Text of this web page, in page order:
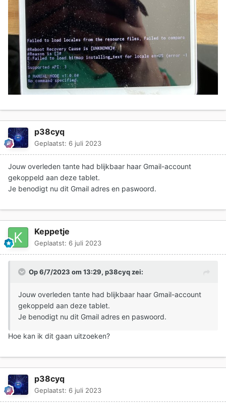
p38cyq
Geplaatst: 6 juli 2023
Jouw overleden tante had blijkbaar haar Gmail-account
gekoppeld aan deze tablet.
Je benodigt nu dit Gmail adres en paswoord.
Keppetje
Geplaatst: 6 juli 2023
Op 6/7/2023 om 13:29, p38cyqzei:
Jouw overleden tante had blijkbaar haar Gmail-account
gekoppeld aan deze tablet.
Je benodigt nu dit Gmail adres en paswoord.
Hoe kan ik dit gaan uitzoeken?
p38cyq
Geplaatst: 6 juli 2023